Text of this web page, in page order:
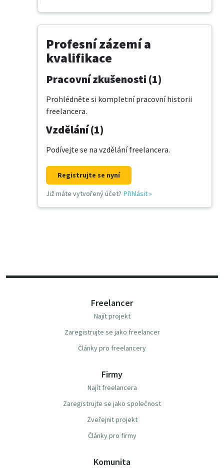
Profesní zázemí a
kvalifikace
Pracovní zkušenosti (1)
Prohlédněte si kompletní pracovní historii
freelancera.
Vzdělání (1)
Podívejte se na vzdělání freelancera.
Registrujte se nyní
Již máte vytvořený účet? Přihlásit»
Freelancer
Najít projekt
Zaregistrujte se jako freelancer
Články pro freelancery
Firmy
Najít freelancera
Zaregistrujte se jako společnost
Zveřejnit projekt
Články pro firmy
Komunita